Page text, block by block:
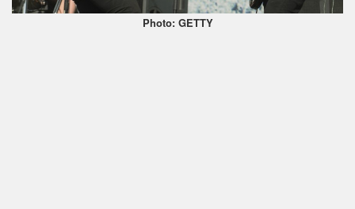
Photo: GETTY